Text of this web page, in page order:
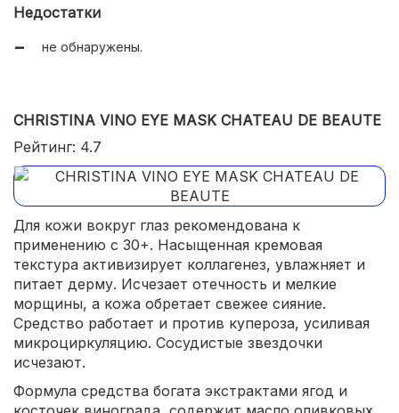
Недостатки
не обнаружены.
CHRISTINA VINO EYE MASK CHATEAU DE BEAUTE
Рейтинг: 4.7
Для кожи вокруг глаз рекомендована к
применению с 30+. Насыщенная кремовая
текстура активизирует коллагенез, увлажняет и
питает дерму. Исчезает отечность и мелкие
морщины, а кожа обретает свежее сияние.
Средство работает и против купероза, усиливая
микроциркуляцию. Сосудистые звездочки
исчезают.
Формула средства богата экстрактами ягод и